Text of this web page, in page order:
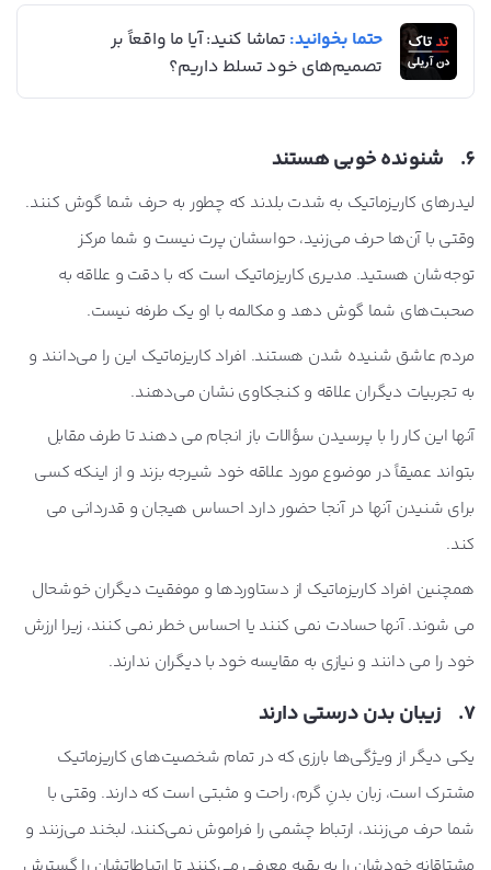
حتما بخوانید: تماشا کنید: آیا ما واقعاً بر
تصمیم‌های خود تسلط داریم؟
6. شنونده‌ خوبی هستند
لیدرهای کاریزماتیک به شدت بلدند که چطور به حرف شما گوش کنند.
وقتی با آن‌ها حرف می‌زنید، حواسشان پرت نیست و شما مرکز
توجه‌شان هستید. مدیری کاریزماتیک است که با دقت و علاقه به
صحبت‌های شما گوش دهد و مکالمه با او یک طرفه نیست.
مردم عاشق شنیده شدن هستند. افراد کاریزماتیک این را می‌دانند و
به تجربیات دیگران علاقه و کنجکاوی نشان می‌دهند.
آنها این کار را با پرسیدن سؤالات باز انجام می دهند تا طرف مقابل
بتواند عمیقاً در موضوع مورد علاقه خود شیرجه بزند و از اینکه کسی
برای شنیدن آنها در آنجا حضور دارد احساس هیجان و قدردانی می
کند.
همچنین افراد کاریزماتیک از دستاوردها و موفقیت دیگران خوشحال
می شوند. آنها حسادت نمی کنند یا احساس خطر نمی کنند، زیرا ارزش
خود را می دانند و نیازی به مقایسه خود با دیگران ندارند.
7. زیبان بدن درستی دارند
یکی دیگر از ویژگی‌ها بارزی که در تمام شخصیت‌های کاریزماتیک
مشترک است، زبان بدنِ گرم، راحت و مثبتی است که دارند. وقتی با
شما حرف می‌زنند، ارتباط چشمی را فراموش نمی‌کنند، لبخند می‌زنند و